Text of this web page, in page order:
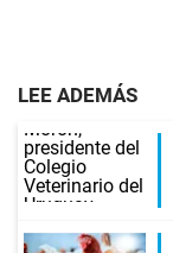
LEE ADEMÁS